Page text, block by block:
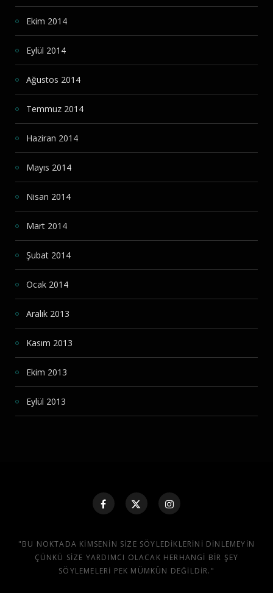
Ekim 2014
Eylül 2014
Ağustos 2014
Temmuz 2014
Haziran 2014
Mayıs 2014
Nisan 2014
Mart 2014
Şubat 2014
Ocak 2014
Aralık 2013
Kasım 2013
Ekim 2013
Eylül 2013
"BU NOKTADA KIMSENIN SIZE SÖYLEDIKLERINI DINLEMEYIN
ÇÜNKÜ SIZE YARDIMCI OLACAK HERHANGI BIR ŞEY
SÖYLEMELERI PEK MÜMKÜN DEĞILDIR."